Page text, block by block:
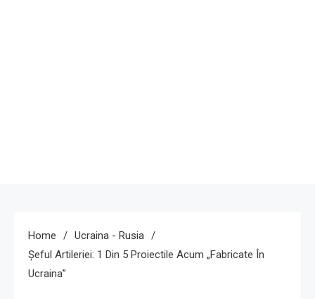
Home
Ucraina - Rusia
Șeful Artileriei: 1 Din 5 Proiectile Acum „fabricate În
Ucraina”